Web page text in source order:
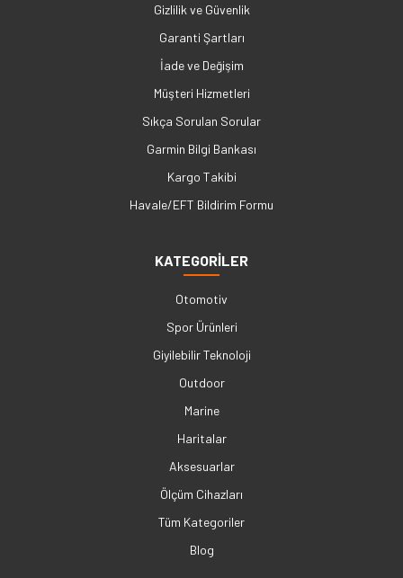
Gizlilik ve Güvenlik
Garanti Şartları
İade ve Değişim
Müşteri Hizmetleri
Sıkça Sorulan Sorular
Garmin Bilgi Bankası
Kargo Takibi
Havale/EFT Bildirim Formu
KATEGORİLER
Otomotiv
Spor Ürünleri
Giyilebilir Teknoloji
Outdoor
Marine
Haritalar
Aksesuarlar
Ölçüm Cihazları
Tüm Kategoriler
Blog